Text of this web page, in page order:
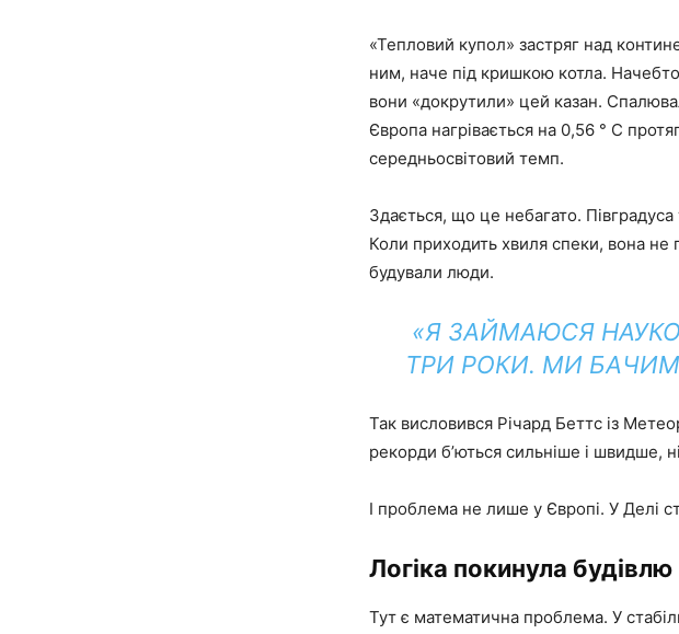
«Тепловий купол» застряг над
ним, наче під кришкою котла.
вони «докрутили» цей казан.
Європа нагрівається на 0,56 ° C
середньосвітовий темп.
Здається, що це небагато.
Коли приходить хвиля спеки, вона не
будували люди.
«Я ЗАЙМАЮСЯ
ТРИ РОКИ. МИ
Так висловився Річард Беттс із
рекорди б’ються сильніше і швидше,
І проблема не лише у Європі. У Делі
Логіка покинула будівлю
Тут є математична проблема. У